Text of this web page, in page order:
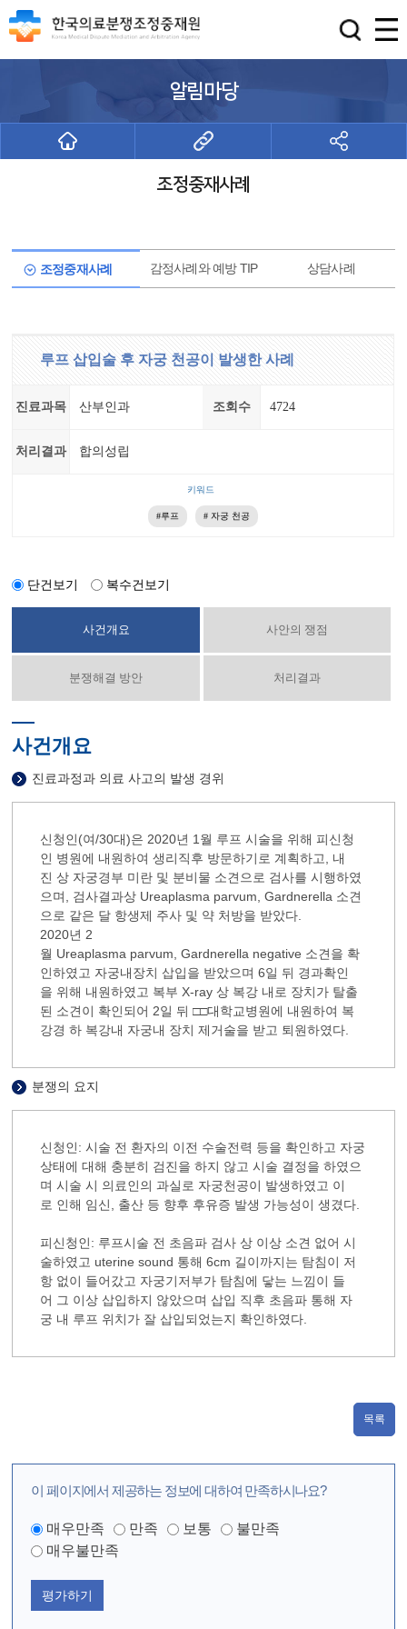
알림마당
조정중재사례
조정중재사례 감정사례와 예방 TIP 상담사례
루프 삽입술 후 자궁 천공이 발생한 사례
진료과목 산부인과 조회수 4724
처리결과 합의성립
키워드
#루프 # 자궁 천공
단건보기 복수건보기
사건개요 사안의 쟁점
분쟁해결 방안 처리결과
사건개요
진료과정과 의료 사고의 발생 경위
신청인(여/30대)은 2020년 1월 루프 시술을 위해 피신청
인 병원에 내원하여 생리직후 방문하기로 계획하고, 내
진 상 자궁경부 미란 및 분비물 소견으로 검사를 시행하였
으며, 검사결과상 Ureaplasma parvum, Gardnerella 소견
으로 같은 달 항생제 주사 및 약 처방을 받았다.
2020년 2
월 Ureaplasma parvum, Gardnerella negative 소견을 확
인하였고 자궁내장치 삽입을 받았으며 6일 뒤 경과확인
을 위해 내원하였고 복부 X-ray 상 복강 내로 장치가 탈출
된 소견이 확인되어 2일 뒤 □□대학교병원에 내원하여 복
강경 하 복강내 자궁내 장치 제거술을 받고 퇴원하였다.
분쟁의 요지
신청인: 시술 전 환자의 이전 수술전력 등을 확인하고 자궁
상태에 대해 충분히 검진을 하지 않고 시술 결정을 하였으
며 시술 시 의료인의 과실로 자궁천공이 발생하였고 이
로 인해 임신, 출산 등 향후 후유증 발생 가능성이 생겼다.
피신청인: 루프시술 전 초음파 검사 상 이상 소견 없어 시
술하였고 uterine sound 통해 6cm 길이까지는 탐침이 저
항 없이 들어갔고 자궁기저부가 탐침에 닿는 느낌이 들
어 그 이상 삽입하지 않았으며 삽입 직후 초음파 통해 자
궁 내 루프 위치가 잘 삽입되었는지 확인하였다.
목록
이 페이지에서 제공하는 정보에 대하여 만족하시나요?
매우만족 만족 보통
불만족
매우불만족
평가하기